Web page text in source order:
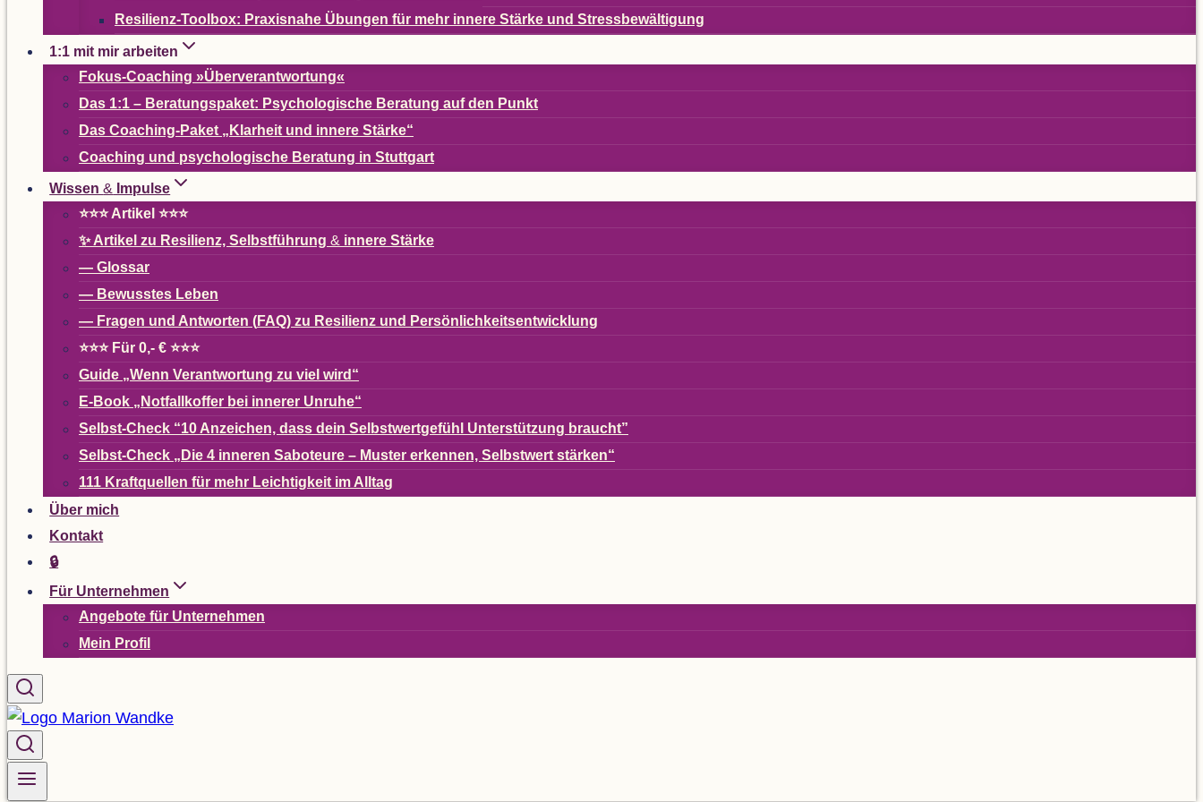
Resi­­li­enz-Tool­­box: Pra­xis­nahe Übun­gen für mehr innere Stärke und Stressbewältigung
1:1 mit mir arbeiten
Fokus-Coa­ching »Über­ver­ant­wor­tung«
Das 1:1 – Bera­tungs­pa­ket: Psy­cho­lo­gi­sche Bera­tung auf den Punkt
Das Coa­ching-Paket „ Klar­heit und innere Stärke“
Coa­ching und psy­cho­lo­gi­sche Bera­tung in Stuttgart
Wis­sen& Impulse
⭐⭐⭐ Arti­kel ⭐⭐⭐
✨ Arti­kel zu Resi­li­enz, Selbst­füh­rung & innere Stärke
— Glos­sar
— Bewuss­tes Leben
— Fra­gen und Ant­wor­ten (FAQ) zu Resi­li­enz und Persönlichkeitsentwicklung
⭐⭐⭐ Für 0,- € ⭐⭐⭐
Guide „Wenn Ver­ant­wor­tung zu viel wird“
E-Book „ Not­fall­kof­fer bei inne­rer Unruhe“
Selbst-Check “10 Anzei­chen, dass dein Selbst­wert­ge­fühl Unter­stüt­zung braucht”
Selbst-Check „ Die 4 inne­ren Sabo­teure – Mus­ter erken­nen, Selbst­wert stärken“
111 Kraft­quel­len für mehr Leich­tig­keit im Alltag
Über mich
Kon­takt
🔒
Für Unter­neh­men
Ange­bote für Unternehmen
Mein Pro­fil